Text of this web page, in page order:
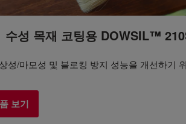
수성 목재 코팅용 DOWSIL™
성/마모성 및 블로킹 방지 성능을 개선하기
보기